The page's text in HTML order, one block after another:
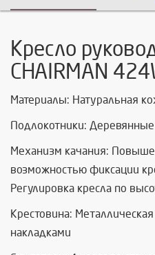
Кресло
CHAIRMAN
Материалы: Натуральная
Подлокотники: Деревянные
Механизм качания:
возможностью фиксации
Регулировка кресла по
Крестовина:
накладками